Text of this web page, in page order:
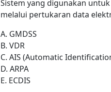
Sistem yang digunakan
melalui pertukaran data
A. GMDSS
B. VDR
C. AIS (Automatic
D. ARPA
E. ECDIS